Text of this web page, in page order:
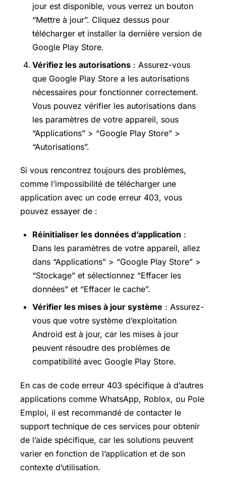
jour est disponible, vous verrez un bouton
“Mettre à jour”. Cliquez dessus pour
télécharger et installer la dernière version de
Google Play Store.
Vérifiez les autorisations : Assurez-vous
que Google Play Store a les autorisations
nécessaires pour fonctionner correctement.
Vous pouvez vérifier les autorisations dans
les paramètres de votre appareil, sous
“Applications” > “Google Play Store” >
“Autorisations”.
Si vous rencontrez toujours des problèmes,
comme l’impossibilité de télécharger une
application avec un code erreur 403, vous
pouvez essayer de :
Réinitialiser les données d’application :
Dans les paramètres de votre appareil, allez
dans “Applications” > “Google Play Store” >
“Stockage” et sélectionnez “Effacer les
données” et “Effacer le cache”.
Vérifier les mises à jour système : Assurez-
vous que votre système d’exploitation
Android est à jour, car les mises à jour
peuvent résoudre des problèmes de
compatibilité avec Google Play Store.
En cas de code erreur 403 spécifique à d’autres
applications comme WhatsApp, Roblox, ou Pole
Emploi, il est recommandé de contacter le
support technique de ces services pour obtenir
de l’aide spécifique, car les solutions peuvent
varier en fonction de l’application et de son
contexte d’utilisation.